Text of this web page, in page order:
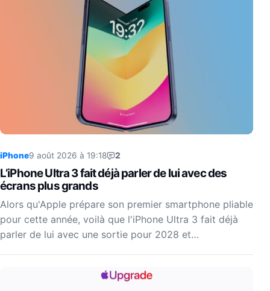
iPhone9 août 2026 à 19:18 2
L’iPhone Ultra 3 fait déjà parler de lui avec des
écrans plus grands
Alors qu'Apple prépare son premier smartphone pliable
pour cette année, voilà que l'iPhone Ultra 3 fait déjà
parler de lui avec une sortie pour 2028 et…